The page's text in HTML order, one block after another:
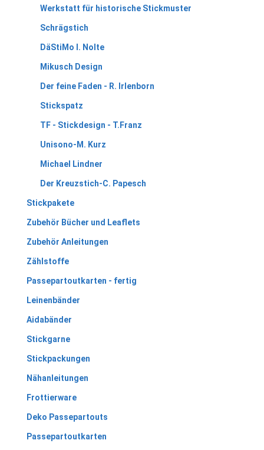
Werkstatt für historische Stickmuster
Schrägstich
DäStiMo I. Nolte
Mikusch Design
Der feine Faden - R. Irlenborn
Stickspatz
TF - Stickdesign - T.Franz
Unisono-M. Kurz
Michael Lindner
Der Kreuzstich-C. Papesch
Stickpakete
Zubehör Bücher und Leaflets
Zubehör Anleitungen
Zählstoffe
Passepartoutkarten - fertig
Leinenbänder
Aidabänder
Stickgarne
Stickpackungen
Nähanleitungen
Frottierware
Deko Passepartouts
Passepartoutkarten